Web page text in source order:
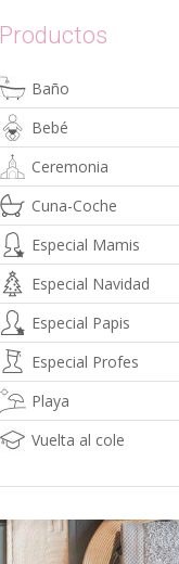
Productos
Baño
Bebé
Ceremonia
Cuna-Coche
Especial Mamis
Especial Navidad
Especial Papis
Especial Profes
Playa
Vuelta al cole